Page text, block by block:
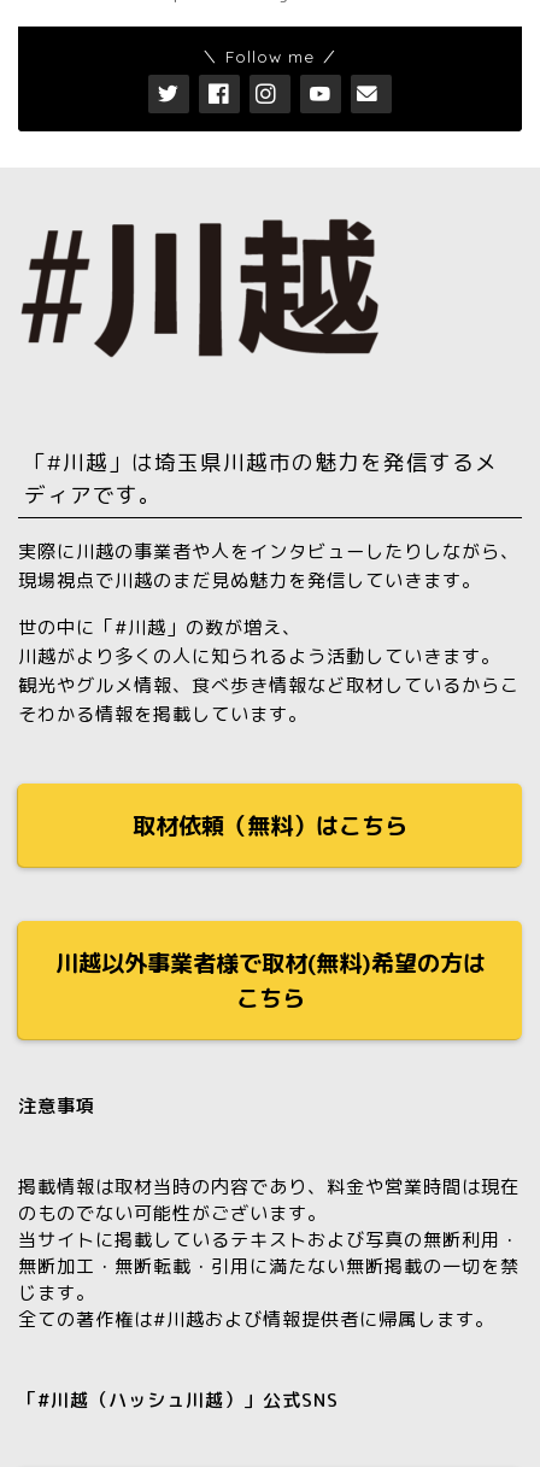
＼ Follow me ／
「#川越」は埼玉県川越市の魅力を発信するメ
ディアです。
実際に川越の事業者や人をインタビューしたりしながら、
現場視点で川越のまだ見ぬ魅力を発信していきます。
世の中に「#川越」の数が増え、
川越がより多くの人に知られるよう活動していきます。
観光やグルメ情報、食べ歩き情報など取材しているからこ
そわかる情報を掲載しています。
取材依頼（無料）はこちら
川越以外事業者様で取材(無料)希望の方は
こちら
注意事項
掲載情報は取材当時の内容であり、料金や営業時間は現在
のものでない可能性がございます。
当サイトに掲載しているテキストおよび写真の無断利用・
無断加工・無断転載・引用に満たない無断掲載の一切を禁
じます。
全ての著作権は#川越および情報提供者に帰属します。
「#川越（ハッシュ川越）」公式SNS